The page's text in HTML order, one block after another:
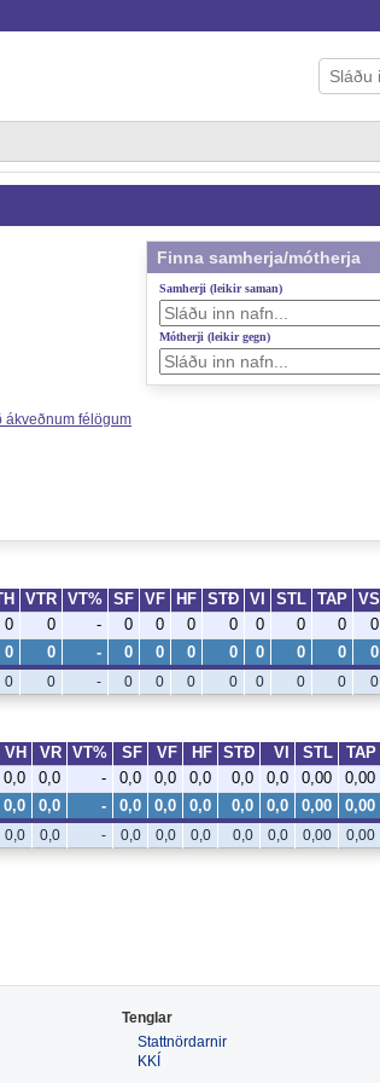
félögum
Finna samherja/mótherja
Samherji (leikir saman)
Mótherji (leikir gegn)
VTR VT% SF VF HF STÐ VI STL TAP VS
0 0 - 0 0 0 0 0 0 0 0
0 0 - 0 0 0 0 0 0 0 0
0 0 - 0 0 0 0 0 0 0 0
VH VR VT% SF VF HF STÐ VI STL TAP
0,0 0,0 - 0,0 0,0 0,0 0,0 0,0 0,00 0,00
0,0 0,0 - 0,0 0,0 0,0 0,0 0,0 0,00 0,00
0,0 0,0 - 0,0 0,0 0,0 0,0 0,0 0,00 0,00
Tenglar
Stattnördarnir
KKÍ